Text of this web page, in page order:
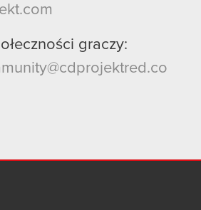
graczy: